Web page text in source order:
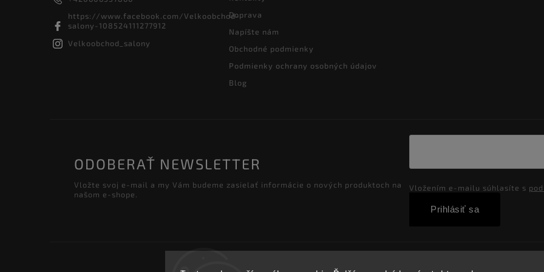
https://www.facebook.com/Velkoobchod-
salony-108524111277912
Velkoobchod_salony
Doprava
Napíšte nám
Obchodné podmienky
Podmienky ochrany osobných údajov
Blog
ODOBERAŤ NEWSLETTER
Vložte svoj e-mail a my Vám budeme zasielať informácie o nových produktoch na
našom e-shope.
Vložením e-mailu súhlasíte s
Prihlásiť sa
Copyright 2026Velkoobchod-salony.sk